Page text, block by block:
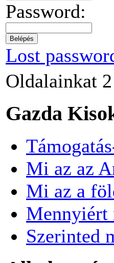
Password:
Lost
Oldalainkat
Gazda
Mi az az
Mi az a
Mennyiért
Szerinted